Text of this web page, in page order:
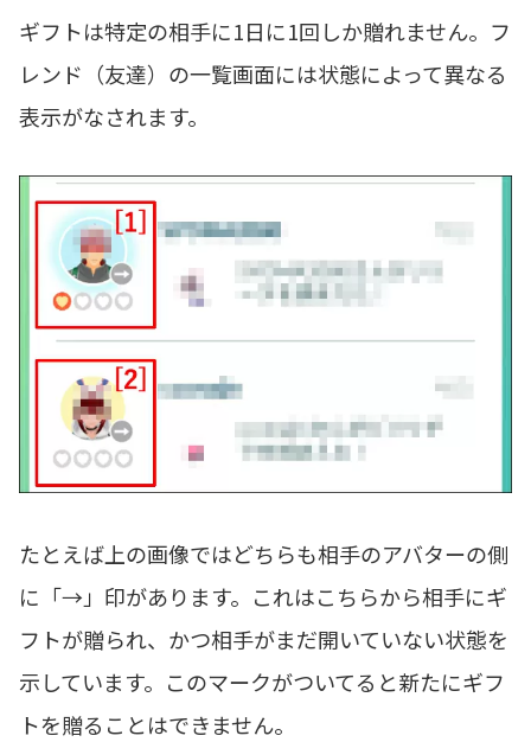
ギフトは特定の相手に1日に1回しか贈れません。フ
レンド（友達）の一覧画面には状態によって異なる
表示がなされます。
たとえば上の画像ではどちらも相手のアバターの側
に「→」印があります。これはこちらから相手にギ
フトが贈られ、かつ相手がまだ開いていない状態を
示しています。このマークがついてると新たにギフ
トを贈ることはできません。